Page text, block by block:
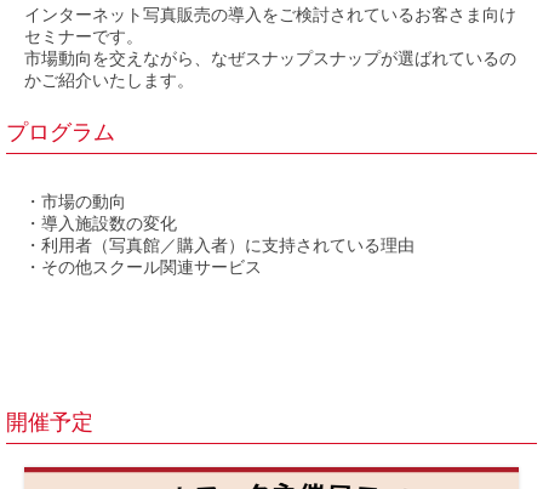
インターネット写真販売の導入をご検討されているお客さま向け
セミナーです。
市場動向を交えながら、なぜスナップスナップが選ばれているの
かご紹介いたします。
プログラム
・市場の動向
・導入施設数の変化
・利用者（写真館／購入者）に支持されている理由
・その他スクール関連サービス
開催予定